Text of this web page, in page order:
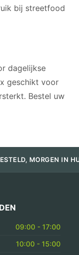
bij streetfood
dagelijkse
geschikt voor
Bestel uw
MORGEN IN
09:00 - 17:00
10:00 - 15:00